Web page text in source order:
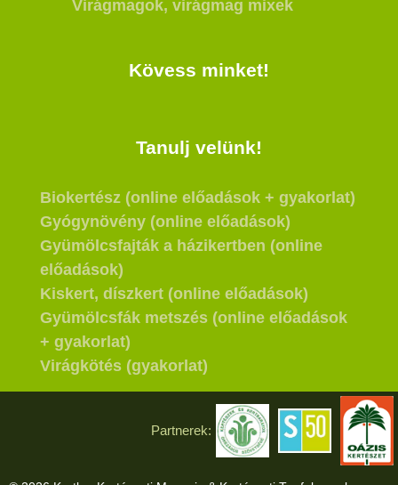
Virágmagok, virágmag mixek
Kövess minket!
Tanulj velünk!
Biokertész (online előadások + gyakorlat)
Gyógynövény (online előadások)
Gyümölcsfajták a házikertben (online
előadások)
Kiskert, díszkert (online előadások)
Gyümölcsfák metszés (online előadások
+ gyakorlat)
Virágkötés (gyakorlat)
Partnerek: